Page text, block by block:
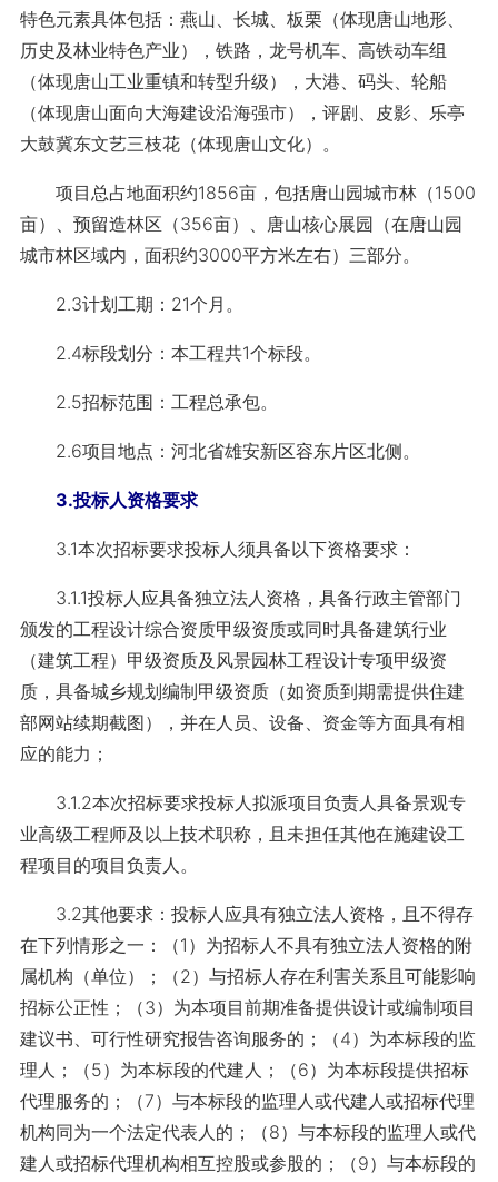
特色元素具体包括：燕山、长城、板栗（体现唐山地形、
历史及林业特色产业），铁路，龙号机车、高铁动车组
（体现唐山工业重镇和转型升级），大港、码头、轮船
（体现唐山面向大海建设沿海强市），评剧、皮影、乐亭
大鼓冀东文艺三枝花（体现唐山文化）。
项目总占地面积约1856亩，包括唐山园城市林（1500
亩）、预留造林区（356亩）、唐山核心展园（在唐山园
城市林区域内，面积约3000平方米左右）三部分。
2.3计划工期：21个月。
2.4标段划分：本工程共1个标段。
2.5招标范围：工程总承包。
2.6项目地点：河北省雄安新区容东片区北侧。
3.投标人资格要求
3.1本次招标要求投标人须具备以下资格要求：
3.1.1投标人应具备独立法人资格，具备行政主管部门
颁发的工程设计综合资质甲级资质或同时具备建筑行业
（建筑工程）甲级资质及风景园林工程设计专项甲级资
质，具备城乡规划编制甲级资质（如资质到期需提供住建
部网站续期截图），并在人员、设备、资金等方面具有相
应的能力；
3.1.2本次招标要求投标人拟派项目负责人具备景观专
业高级工程师及以上技术职称，且未担任其他在施建设工
程项目的项目负责人。
3.2其他要求：投标人应具有独立法人资格，且不得存
在下列情形之一：（1）为招标人不具有独立法人资格的附
属机构（单位）；（2）与招标人存在利害关系且可能影响
招标公正性；（3）为本项目前期准备提供设计或编制项目
建议书、可行性研究报告咨询服务的；（4）为本标段的监
理人；（5）为本标段的代建人；（6）为本标段提供招标
代理服务的；（7）与本标段的监理人或代建人或招标代理
机构同为一个法定代表人的；（8）与本标段的监理人或代
建人或招标代理机构相互控股或参股的；（9）与本标段的